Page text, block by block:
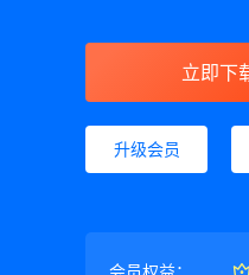
立即下
升级会员
会员权益：